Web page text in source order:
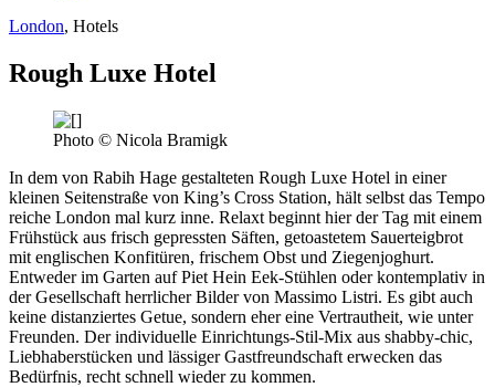
London, Hotels
Rough Luxe Hotel
Photo © Nicola Bramigk
In dem von Rabih Hage gestalteten Rough Luxe Hotel in einer
kleinen Seitenstraße von King’s Cross Station, hält selbst das Tempo
reiche London mal kurz inne. Relaxt beginnt hier der Tag mit einem
Frühstück aus frisch gepressten Säften, getoastetem Sauerteigbrot
mit englischen Konfitüren, frischem Obst und Ziegenjoghurt.
Entweder im Garten auf Piet Hein Eek-Stühlen oder kontemplativ in
der Gesellschaft herrlicher Bilder von Massimo Listri. Es gibt auch
keine distanziertes Getue, sondern eher eine Vertrautheit, wie unter
Freunden. Der individuelle Einrichtungs-Stil-Mix aus shabby-chic,
Liebhaberstücken und lässiger Gastfreundschaft erwecken das
Bedürfnis, recht schnell wieder zu kommen.